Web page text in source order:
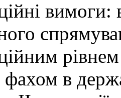
фахом в